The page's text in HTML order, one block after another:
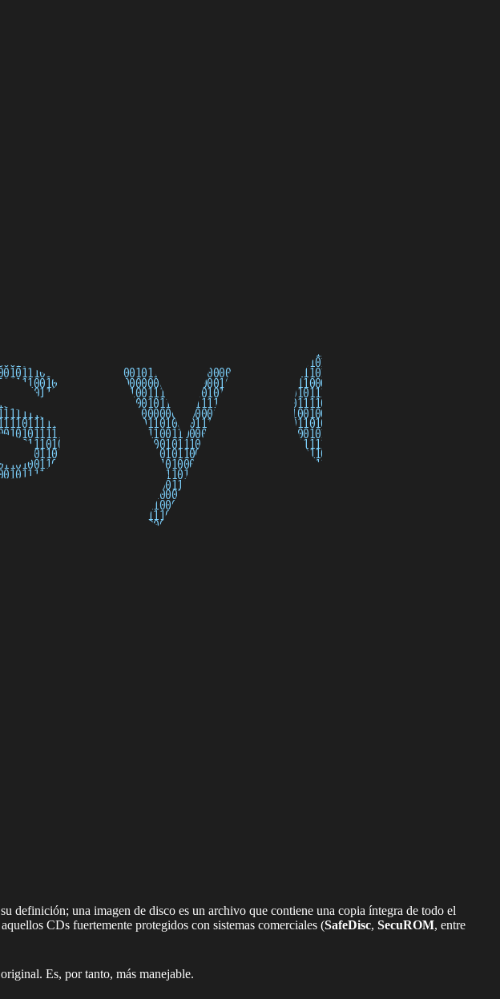
definición; una imagen de disco es un archivo que contiene una copia íntegra de todo el
CDs fuertemente protegidos con sistemas comerciales (SafeDisc, SecuROM, entre
Es, por tanto, más manejable.